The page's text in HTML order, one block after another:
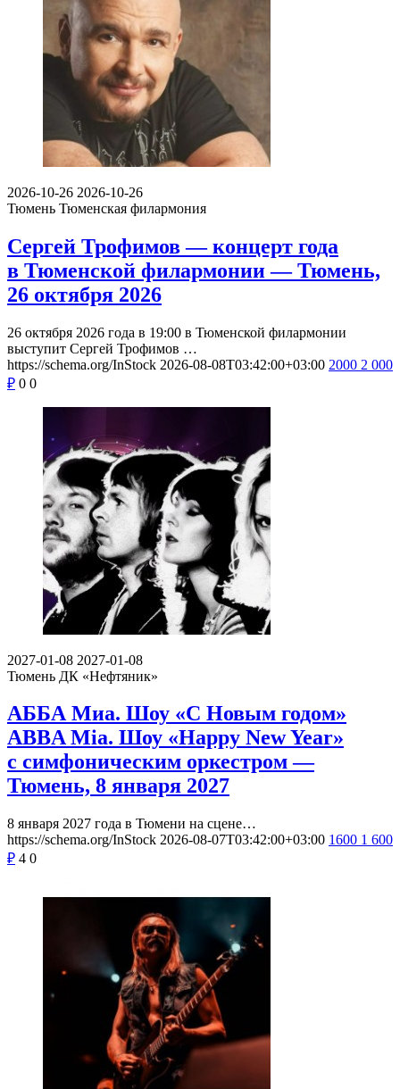
2026-10-26 2026-10-26
Тюмень Тюменская филармония
Сергей Трофимов — концерт года
в Тюменской филармонии — Тюмень,
26 октября 2026
26 октября 2026 года в 19:00 в Тюменской филармонии
выступит Сергей Трофимов …
https://schema.org/InStock 2026-08-08T03:42:00+03:00 2000 2 000
₽ 0 0
2027-01-08 2027-01-08
Тюмень ДК «Нефтяник»
АББА Миа. Шоу «С Новым годом»
ABBA Mia. Шоу «Happy New Year»
с симфоническим оркестром —
Тюмень, 8 января 2027
8 января 2027 года в Тюмени на сцене…
https://schema.org/InStock 2026-08-07T03:42:00+03:00 1600 1 600
₽ 4 0